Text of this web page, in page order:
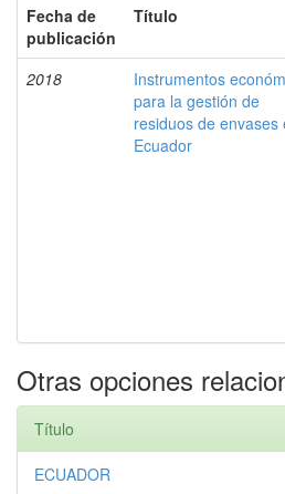
Fecha de
publicación
Título
2018
Instrumentos
para la gestión de
residuos de envases
Ecuador
Otras opciones
Título
ECUADOR